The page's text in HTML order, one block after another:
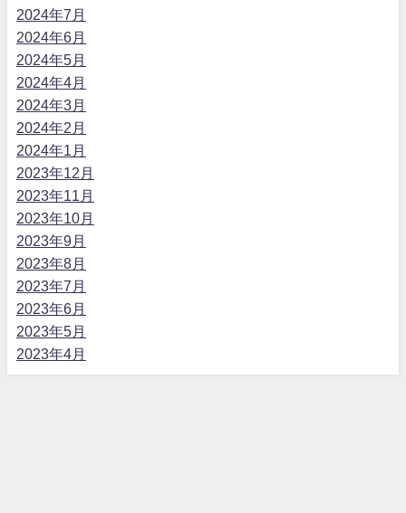
2024年7月
2024年6月
2024年5月
2024年4月
2024年3月
2024年2月
2024年1月
2023年12月
2023年11月
2023年10月
2023年9月
2023年8月
2023年7月
2023年6月
2023年5月
2023年4月